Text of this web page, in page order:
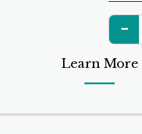
Learn More